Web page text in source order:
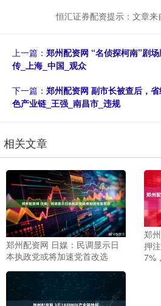
恒汇证券配资提示：文章来
上一篇： 郑州配资网 “名侦探柯南”剧
传_上海_中国_观众
下一篇： 郑州配资网 副市长被查后，
色产业链_王强_南昌市_违规
相关文章
郑州配资网 日媒：民调显示日
本执政党或将加速党首改选
郑
押
7%